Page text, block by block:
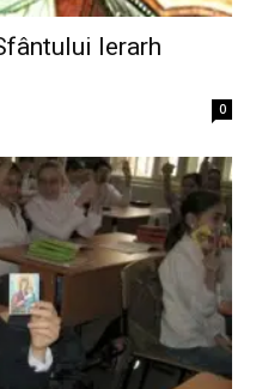
Ierarh
0